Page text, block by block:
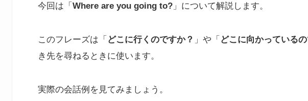
今回は「 Where are you going to? 」について解説します。
このフレーズは「 どこに行くのですか？ 」や「 どこに向かっている
き先を尋ねるときに使います。
実際の会話例を見てみましょう。